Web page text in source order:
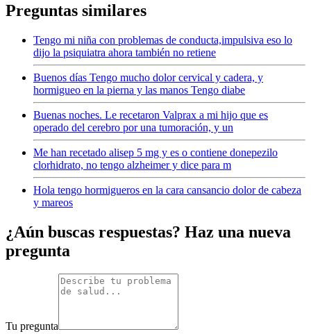
Preguntas similares
Tengo mi niña con problemas de conducta,impulsiva eso lo
dijo la psiquiatra ahora también no retiene
Buenos días Tengo mucho dolor cervical y cadera, y
hormigueo en la pierna y las manos Tengo diabe
Buenas noches. Le recetaron Valprax a mi hijo que es
operado del cerebro por una tumoración, y un
Me han recetado alisep 5 mg y es o contiene donepezilo
clorhidrato, no tengo alzheimer y dice para m
Hola tengo hormigueros en la cara cansancio dolor de cabeza
y mareos
¿Aún buscas respuestas? Haz una nueva
pregunta
Tu pregunta